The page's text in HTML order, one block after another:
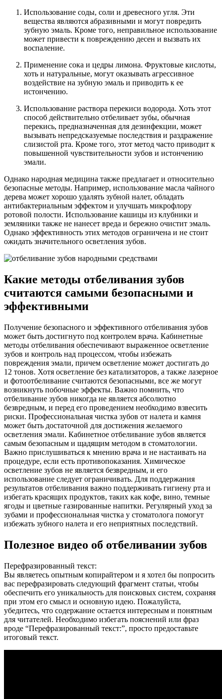
Использование соды, соли и древесного угля. Эти
вещества являются абразивными и могут повредить
зубную эмаль. Кроме того, неправильное использование
может привести к повреждению десен и вызвать их
воспаление.
Применение сока и цедры лимона. Фруктовые кислоты,
хоть и натуральные, могут оказывать агрессивное
воздействие на зубную эмаль и приводить к ее
истончению.
Использование раствора перекиси водорода. Хоть этот
способ действительно отбеливает зубы, обычная
перекись, предназначенная для дезинфекции, может
вызывать непредсказуемые последствия и раздражение
слизистой рта. Кроме того, этот метод часто приводит к
повышенной чувствительности зубов и истончению
эмали.
Однако народная медицина также предлагает и относительно
безопасные методы. Например, использование масла чайного
дерева может хорошо удалять зубной налет, обладать
антибактериальным эффектом и улучшать микрофлору
ротовой полости. Использование кашицы из клубники и
земляники также не нанесет вреда и бережно очистит эмаль.
Однако эффективность этих методов ограничена и не стоит
ожидать значительного осветления зубов.
Какие методы отбеливания зубов
считаются самыми безопасными и
эффективными
Получение безопасного и эффективного отбеливания зубов
может быть достигнуто под контролем врача. Кабинетные
методы отбеливания обеспечивают выраженное осветление
зубов и контроль над процессом, чтобы избежать
повреждения эмали, причем осветление может достигать до
12 тонов. Хотя осветление без катализаторов, а также лазерное
и фотоотбеливание считаются безопасными, все же могут
возникнуть побочные эффекты. Важно помнить, что
отбеливание зубов никогда не является абсолютно
безвредным, и перед его проведением необходимо взвесить
риски. Профессиональная чистка зубов от налета и камня
может быть достаточной для достижения желаемого
осветления эмали. Кабинетное отбеливание зубов является
самым безопасным и щадящим методом в стоматологии.
Важно прислушиваться к мнению врача и не настаивать на
процедуре, если есть противопоказания. Химическое
осветление зубов не является безвредным, и его
использование следует ограничивать. Для поддержания
результатов отбеливания важно поддерживать гигиену рта и
избегать красящих продуктов, таких как кофе, вино, темные
ягоды и цветные газированные напитки. Регулярный уход за
зубами и профессиональная чистка у стоматолога помогут
избежать зубного налета и его неприятных последствий.
Полезное видео об отбеливании зубов
Перефразированный текст:
Вы являетесь опытным копирайтером и я хотел бы попросить
вас перефразировать следующий фрагмент статьи, чтобы
обеспечить его уникальность для поисковых систем, сохраняя
при этом его смысл и основную идею. Пожалуйста,
убедитесь, что содержание остается интересным и понятным
для читателей. Необходимо избегать пояснений или фраз
вроде “Перефразированный текст:”, просто предоставьте
итоговый текст.